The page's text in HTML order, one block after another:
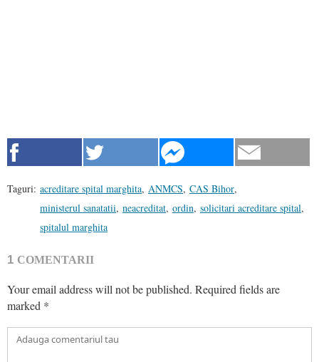
Taguri: acreditare spital marghita, ANMCS, CAS Bihor,
ministerul sanatatii, neacreditat, ordin, solicitari acreditare spital,
spitalul marghita
1 COMENTARII
Your email address will not be published. Required fields are
marked *